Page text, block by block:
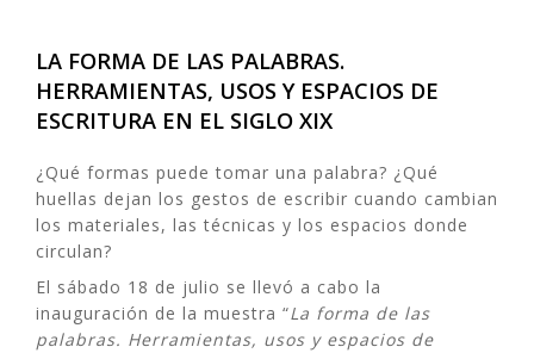
LA FORMA DE LAS PALABRAS.
HERRAMIENTAS, USOS Y ESPACIOS DE
ESCRITURA EN EL SIGLO XIX
¿Qué formas puede tomar una palabra? ¿Qué
huellas dejan los gestos de escribir cuando cambian
los materiales, las técnicas y los espacios donde
circulan?
El sábado 18 de julio se llevó a cabo la
inauguración de la muestra “La forma de las
palabras. Herramientas, usos y espacios de